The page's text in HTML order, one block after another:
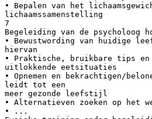
• Bepalen van het
lichaamssamenstelling
7
Begeleiding van de psycholoog
• Bewustwording van huidige
hiervan
• Praktische, bruikbare tips en
uitlokkende eetsituaties
• Opnemen en bekrachtigen/
leidt tot een
meer gezonde leefstijl
• Alternatieven zoeken op het
• ...